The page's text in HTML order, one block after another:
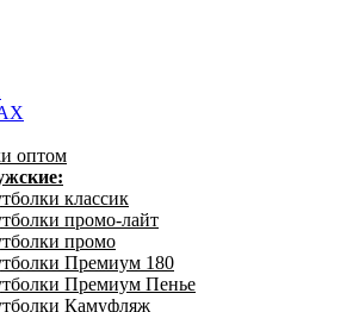
оптом
классик
промо-лайт
промо
Премиум 180
Премиум Пенье
Камуфляж